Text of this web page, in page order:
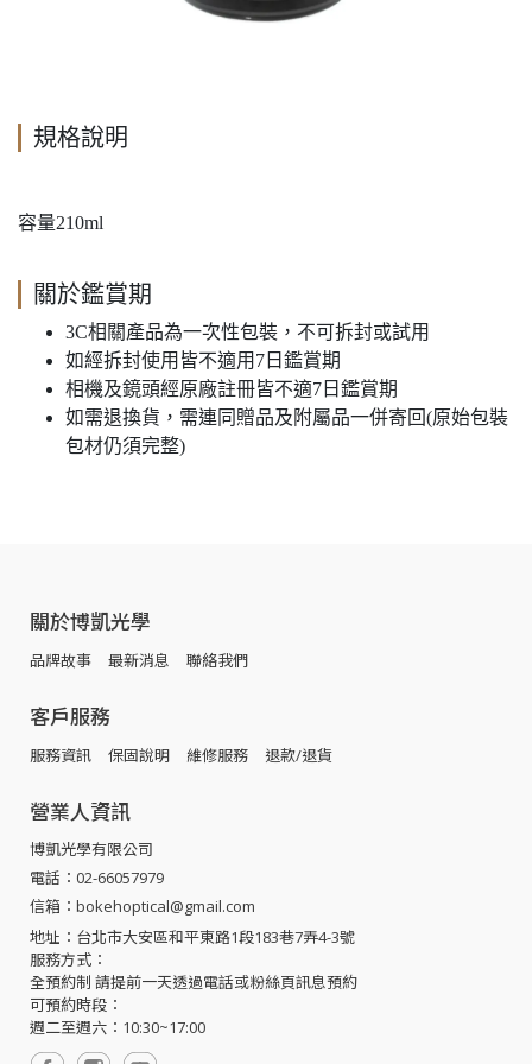
規格說明
容量210ml
關於鑑賞期
3C相關產品為一次性包裝，不可拆封或試用
如經拆封使用皆不適用7日鑑賞期
相機及鏡頭經原廠註冊皆不適7日鑑賞期
如需退換貨，需連同贈品及附屬品一併寄回(原始包裝
包材仍須完整)
關於博凱光學
品牌故事 最新消息 聯絡我們
客戶服務
服務資訊 保固說明 維修服務 退款/退貨
營業人資訊
博凱光學有限公司
電話：02-66057979
信箱：bokehoptical@gmail.com
地址：台北市大安區和平東路1段183巷7弄4-3號
服務方式：
全預約制 請提前一天透過電話或粉絲頁訊息預約
可預約時段：
週二至週六：10:30~17:00